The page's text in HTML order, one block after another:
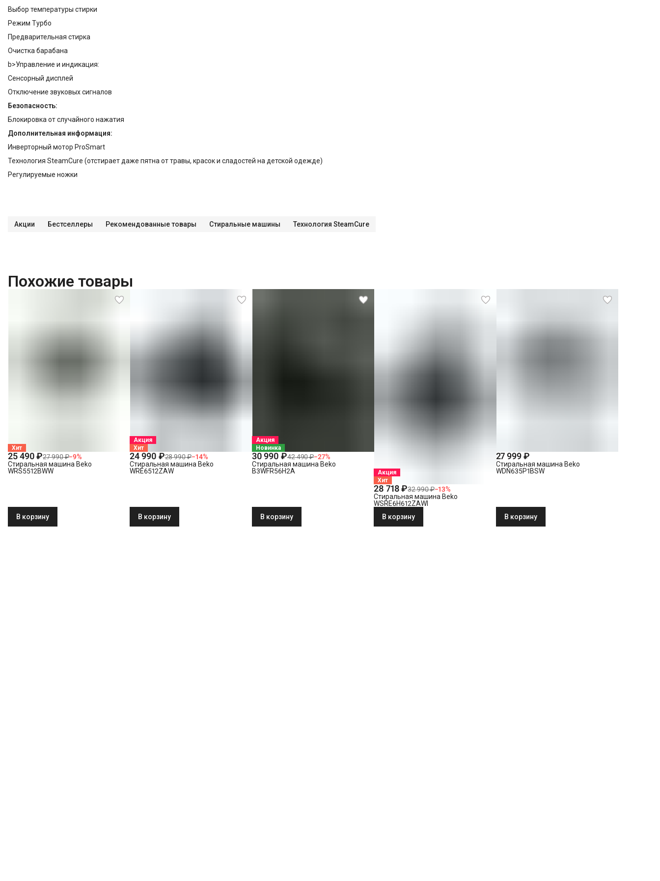
Выбор температуры стирки
Режим Турбо
Предварительная стирка
Очистка барабана
b>Управление и индикация:
Сенсорный дисплей
Отключение звуковых сигналов
Безопасность:
Блокировка от случайного нажатия
Дополнительная информация:
Инверторный мотор ProSmart
Технология SteamCure (отстирает даже пятна от травы, красок и сладостей на детской одежде)
Регулируемые ножки
Акции Бестселлеры Рекомендованные товары Стиральные машины Технология SteamCure
Похожие товары
Хит
25 490 ₽27 990 ₽−9%
Стиральная машина Beko
WRS5512BWW
В корзину
Акция
Хит
24 990 ₽28 990 ₽−14%
Стиральная машина Beko
WRE6512ZAW
В корзину
Акция
Новинка
30 990 ₽42 490 ₽−27%
Стиральная машина Beko
B3WFR56H2A
В корзину
Акция
Хит
28 718 ₽32 990 ₽−13%
Стиральная машина Beko
WSRE6H612ZAWI
В корзину
27 999 ₽
Стиральная машина Beko
WDN635P1BSW
В корзину